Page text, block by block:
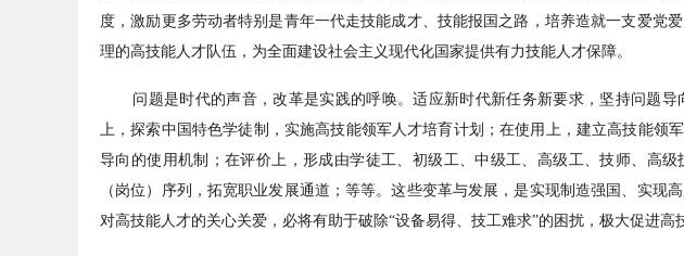
度，激励更多劳动者特别是青年一代走技能成才、技能报国之路，培养造就一支爱党
理的高技能人才队伍，为全面建设社会主义现代化国家提供有力技能人才保障。
问题是时代的声音，改革是实践的呼唤。适应新时代新任务新要求，坚持问题导
上，探索中国特色学徒制，实施高技能领军人才培育计划；在使用上，建立高技能领
导向的使用机制；在评价上，形成由学徒工、初级工、中级工、高级工、技师、高
（岗位）序列，拓宽职业发展通道；等等。这些变革与发展，是实现制造强国、实现
对高技能人才的关心关爱，必将有助于破除“设备易得、技工难求”的困扰，极大促进高